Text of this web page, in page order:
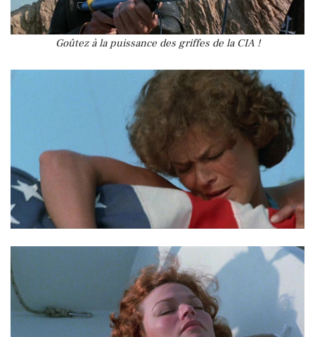
Goûtez à la puissance des griffes de la CIA !